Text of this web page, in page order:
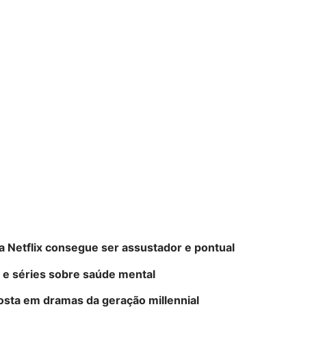
Netflix consegue ser assustador e pontual
séries sobre saúde mental
em dramas da geração millennial